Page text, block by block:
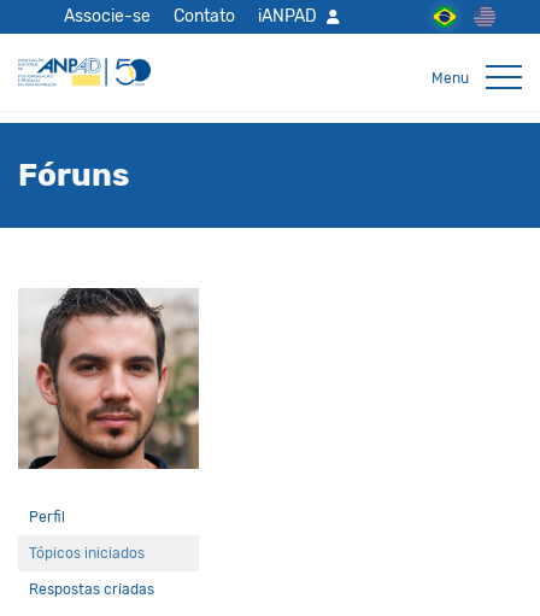
Associe-se Contato iANPAD
Fóruns
Perfil
Tópicos iniciados
Respostas criadas